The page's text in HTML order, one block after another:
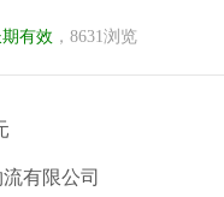
有效 ，8631浏览
流有限公司